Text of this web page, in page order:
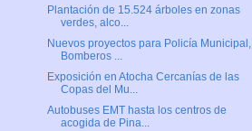
Plantación de 15.524 árboles en zonas
verdes, alco...
Nuevos proyectos para Policía Municipal,
Bomberos ...
Exposición en Atocha Cercanías de las
Copas del Mu...
Autobuses EMT hasta los centros de
acogida de Pina...